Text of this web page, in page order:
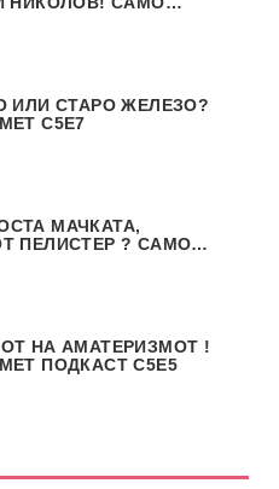
ИЛИ СТАРО ЖЕЛЕЗО?
С5Е7
МАЧКАТА,
ПЕЛИСТЕР ? САМО
НА АМАТЕРИЗМОТ !
ПОДКАСТ С5E5